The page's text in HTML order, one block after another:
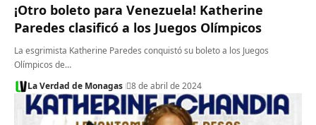
¡Otro boleto para Venezuela! Katherine
Paredes clasificó a los Juegos Olímpicos
La esgrimista Katherine Paredes conquistó su boleto a los Juegos
Olímpicos de…
La Verdad de Monagas
8 de abril de 2024